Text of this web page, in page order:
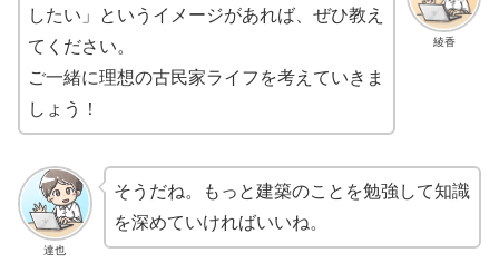
綾香
したい」というイメージがあれば、ぜひ教え
てください。
ご一緒に理想の古民家ライフを考えていきま
しょう！
達也
そうだね。もっと建築のことを勉強して知識
を深めていければいいね。